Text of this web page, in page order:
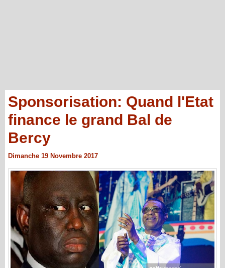
Sponsorisation: Quand l'Etat
finance le grand Bal de
Bercy
Dimanche 19 Novembre 2017